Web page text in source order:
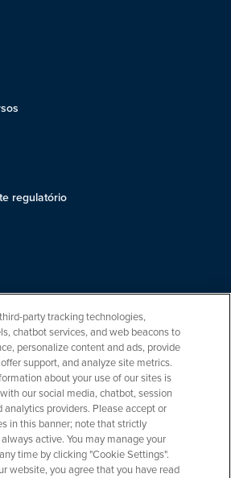
regulatório
party tracking technologies,
chatbot services, and web beacons to
personalize content and ads, provide
support, and analyze site metrics.
about your use of our sites is
our social media, chatbot, session
analytics providers. Please accept or
in this banner; note that strictly
active. You may manage your
time by clicking "Cookie Settings".
website, you agree that you have read